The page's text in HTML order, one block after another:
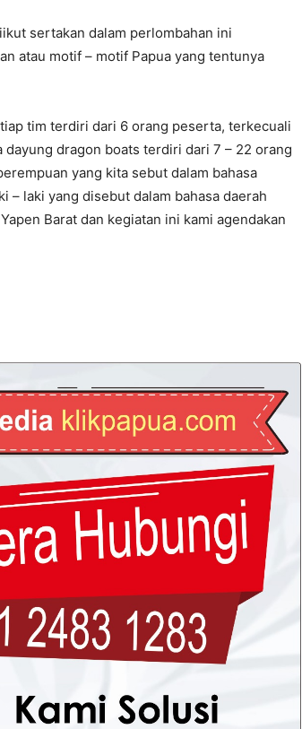
sertakan dalam perlombahan ini
atau motif – motif Papua yang tentunya
tim terdiri dari 6 orang peserta, terkecuali
dragon boats terdiri dari 7 – 22 orang
yang kita sebut dalam bahasa
– laki yang disebut dalam bahasa daerah
Barat dan kegiatan ini kami agendakan